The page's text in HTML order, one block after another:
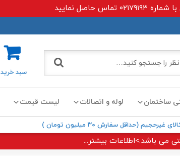
نمایید
سبد خرید
ساختمان لوله و اتصالات لیست قیمت
غیرحجیم (حداقل سفارش ۳۰ میلیون تومان )
می باشد.>اطلاعات بیشتر...